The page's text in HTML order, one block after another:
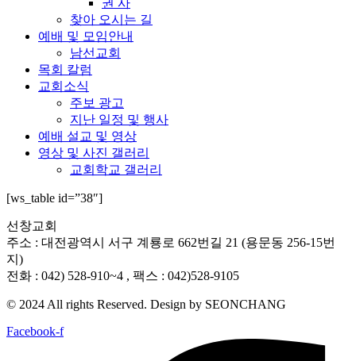
찾아 오시는 길
예배 및 모임안내
남선교회
목회 칼럼
교회소식
주보 광고
지난 일정 및 행사
예배 설교 및 영상
영상 및 사진 갤러리
교회학교 갤러리
[ws_table id=”38″]
선창교회
주소 : 대전광역시 서구 계룡로 662번길 21 (용문동 256-15번
지)
전화 : 042) 528-910~4 , 팩스 : 042)528-9105
© 2024 All rights Reserved. Design by SEONCHANG
Facebook-f